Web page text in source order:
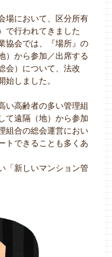
場において、区分所有
で行われてきました
協会では、『場所』の
）から参加／出席する
会）について、法改
しました。
い高齢者の多い管理組
て遠隔（地）から参加
組合の総会運営におい
トできることも多くあ
「新しいマンション管